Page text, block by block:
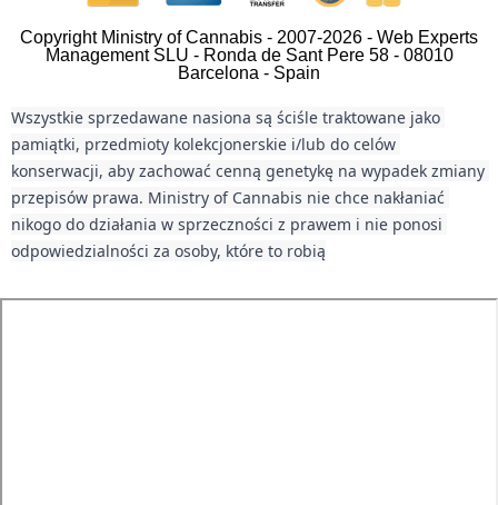
Copyright Ministry of Cannabis - 2007-2026 - Web Experts
Management SLU - Ronda de Sant Pere 58 - 08010
Barcelona - Spain
Wszystkie sprzedawane nasiona są ściśle traktowane jako
pamiątki, przedmioty kolekcjonerskie i/lub do celów
konserwacji, aby zachować cenną genetykę na wypadek zmiany
przepisów prawa. Ministry of Cannabis nie chce nakłaniać
nikogo do działania w sprzeczności z prawem i nie ponosi
odpowiedzialności za osoby, które to robią